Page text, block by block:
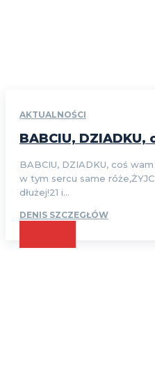
AKTUALNOŚCI
BABCIU, DZIADKU,
BABCIU, DZIADKU, coś
w tym sercu same
dłużej!21 i...
DENIS SZCZEGŁÓW